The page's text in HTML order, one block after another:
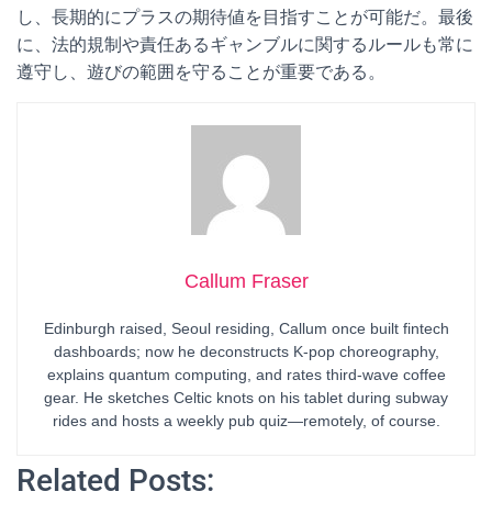
し、長期的にプラスの期待値を目指すことが可能だ。最後
に、法的規制や責任あるギャンブルに関するルールも常に
遵守し、遊びの範囲を守ることが重要である。
Callum Fraser
Edinburgh raised, Seoul residing, Callum once built fintech
dashboards; now he deconstructs K-pop choreography,
explains quantum computing, and rates third-wave coffee
gear. He sketches Celtic knots on his tablet during subway
rides and hosts a weekly pub quiz—remotely, of course.
Related Posts: